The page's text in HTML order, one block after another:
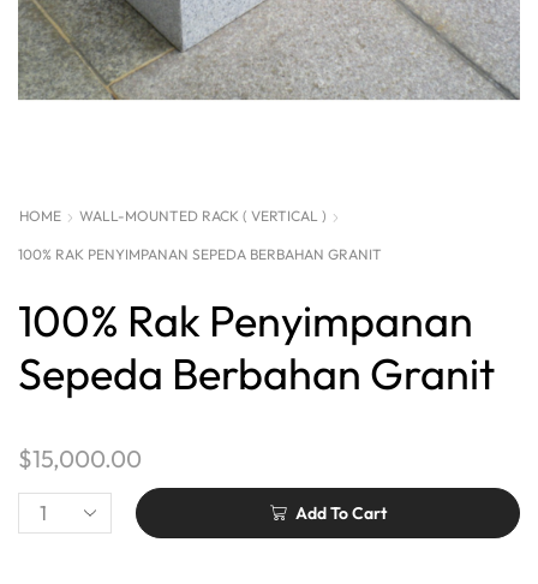
HOME WALL-MOUNTED RACK ( VERTICAL )
100% RAK PENYIMPANAN SEPEDA BERBAHAN GRANIT
100% Rak Penyimpanan
Sepeda Berbahan Granit
$15,000.00
Add To Cart